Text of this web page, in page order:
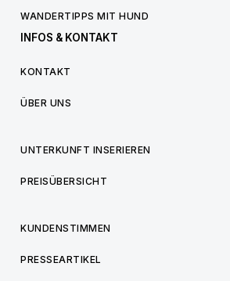
WANDERTIPPS MIT HUND
INFOS & KONTAKT
KONTAKT
ÜBER UNS
UNTERKUNFT INSERIEREN
PREISÜBERSICHT
KUNDENSTIMMEN
PRESSEARTIKEL